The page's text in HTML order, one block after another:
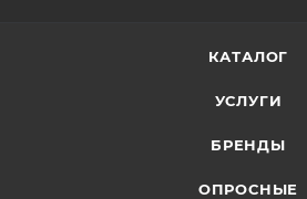
КАТАЛОГ
УСЛУГИ
БРЕНДЫ
ОПРОСНЫЕ